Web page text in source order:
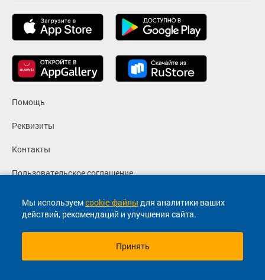
Мы используемcookie-файлы для аналитики ваших
действий, рекомендаций и улучшения сайта.
Принять
Помощь
Реквизиты
Контакты
Пользовательское соглашение
Политика конфиденциальности
Согласие на маркетинговые сообщения
© 2013-2026, ООО "Капитал"- Онлайн сервис продажи